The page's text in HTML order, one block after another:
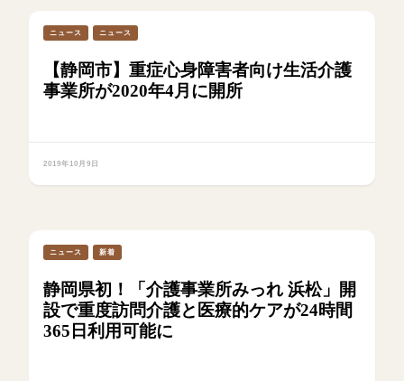
ニュース ニュース
【静岡市】重症心身障害者向け生活介護
事業所が2020年4月に開所
2019年10月9日
ニュース 新着
静岡県初！「介護事業所みっれ 浜松」開
設で重度訪問介護と医療的ケアが24時間
365日利用可能に